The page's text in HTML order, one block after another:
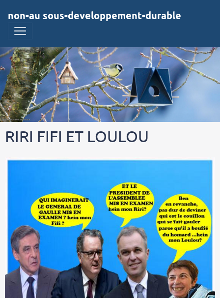
non-au sous-developpement-durable
RIRI FIFI ET LOULOU